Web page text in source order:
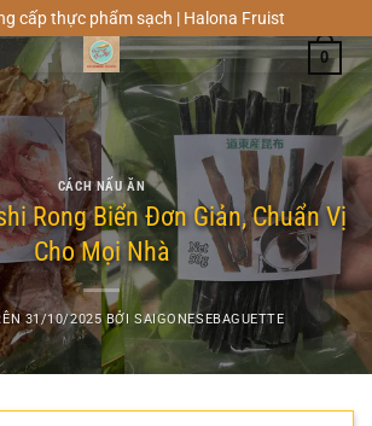
cấp thực phẩm sạch | Halona Fruist
0
CÁCH NẤU ĂN
Rong Biển Đơn Giản, Chuẩn Vị
Cho Mọi Nhà
31/10/2025 BỞISAIGONESEBAGUETTE